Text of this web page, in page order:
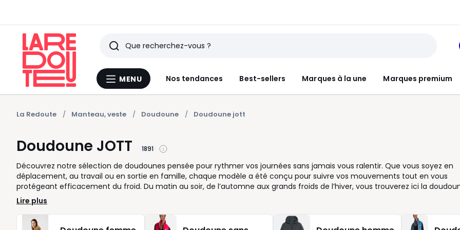
Menu
MENU Nos tendances Best-sellers Marques à la une Marques premium
Rechercher
Derniers
articles
vus
La Redoute Manteau, veste Doudoune Doudoune jott
Doudoune JOTT 1891
Découvrez notre sélection de doudounes pensée pour rythmer vos journées sans jamais vous ralentir. Que vous soyez en
déplacement, au travail ou en sortie en famille, chaque modèle a été conçu pour suivre vos mouvements tout en vous
protégeant efficacement du froid. Du matin au soir, de l’automne aux grands froids de l’hiver, vous trouverez ici la
qui vous convient, quel que soit votre mode de vie. Des vestes sobres et faciles à associer aux coupes plus structurées pour
style affirmé : nous avons regroupé pour vous des modèles aux finitions soignées, disponibles en plusieurs tailles pour
à toutes les silhouettes. Besoin de liberté ? Optez pour une version sans manches à porter sur un pull. Envie de douceur ?
tissu au toucher mat apporte un confort immédiat. Du kaki classique au rouge éclatant, les couleurs s’adaptent à votre
Lire plus